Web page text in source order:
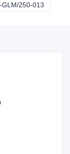
GLM/250-013